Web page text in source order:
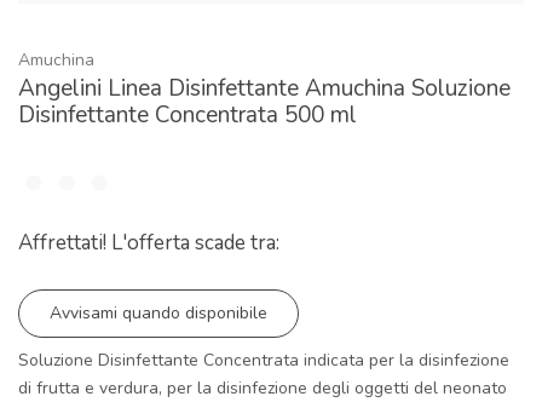
Amuchina
Angelini Linea Disinfettante Amuchina Soluzione
Disinfettante Concentrata 500 ml
Affrettati! L'offerta scade tra:
Avvisami quando disponibile
Soluzione Disinfettante Concentrata indicata per la disinfezione
di frutta e verdura, per la disinfezione degli oggetti del neonato